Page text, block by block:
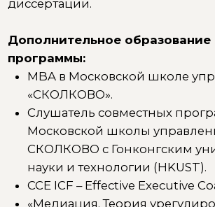
что, как защищается и делится.
бизнесвумен.
Минимизация бракоразводных,
наследственных и корпоративных рисков в
Планирование наследственной
преемственности.
Партнерские соглашения: о чем важно
договориться и прочее.
Автор двух книг:
«Права супругов на объекты
интеллектуальных прав и их материальные